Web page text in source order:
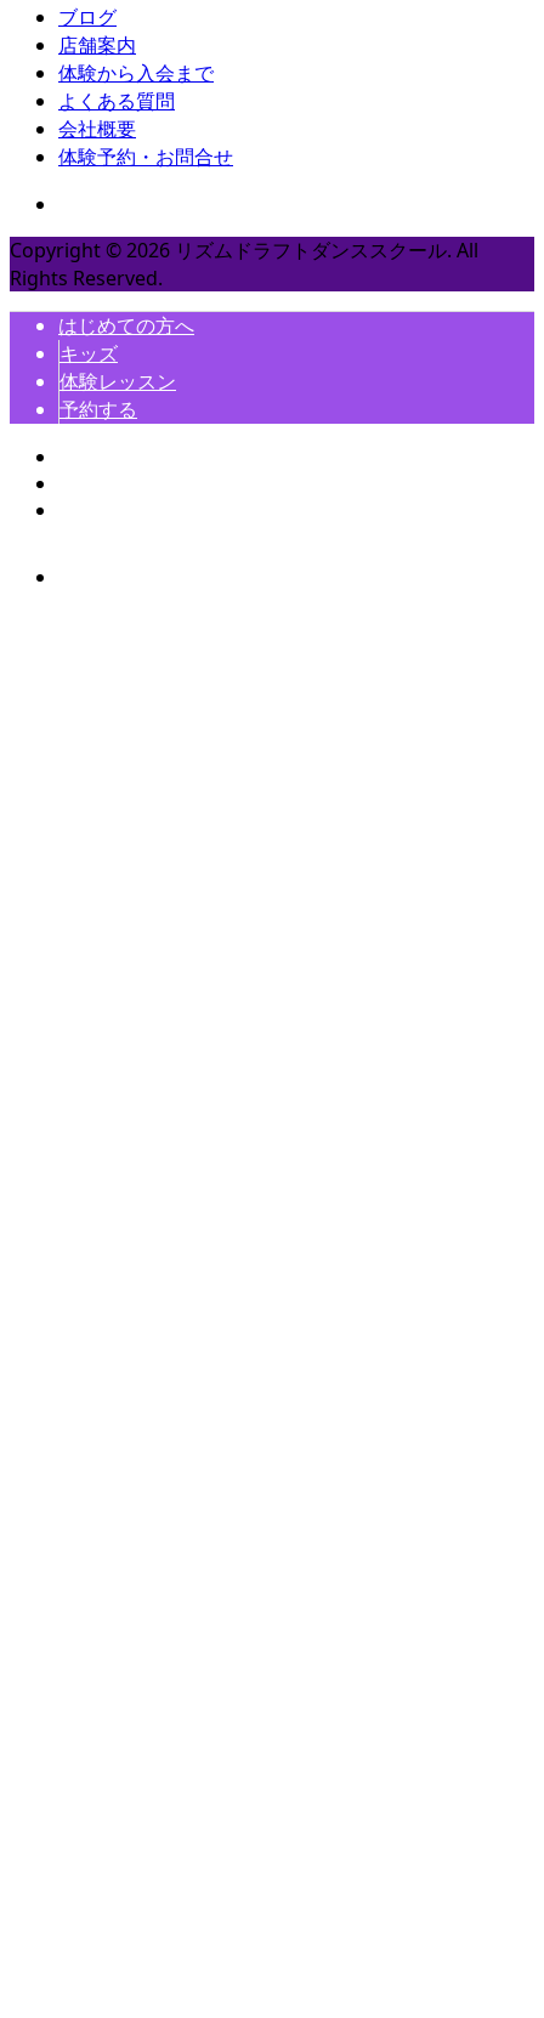
ブログ
店舗案内
体験から入会まで
よくある質問
会社概要
体験予約・お問合せ
Copyright ©2026 リズムドラフトダンススクール. All
Rights Reserved.
はじめての方へ
キッズ
体験レッスン
予約する